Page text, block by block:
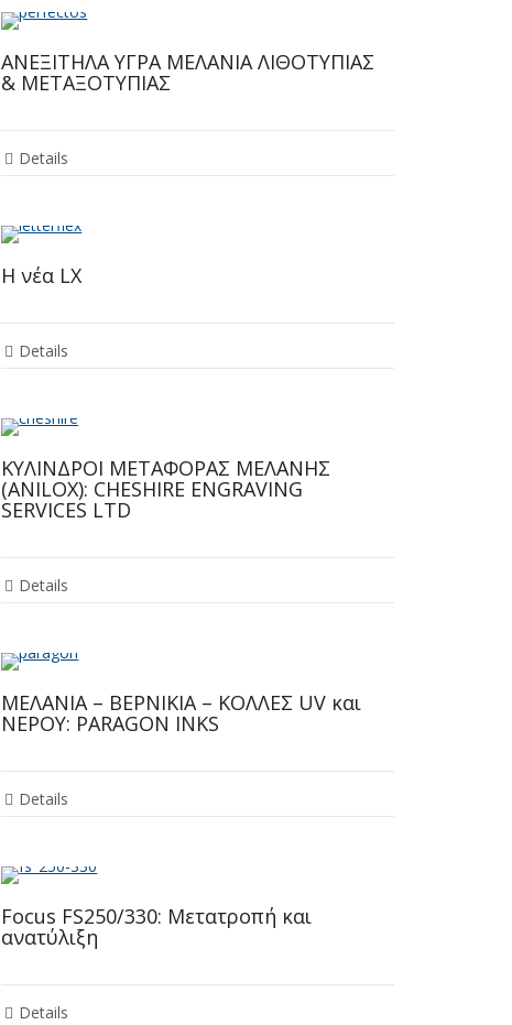
ΑΝΕΞΙΤΗΛΑ ΥΓΡΑ ΜΕΛΑΝΙΑ ΛΙΘΟΤΥΠΙΑΣ
& ΜΕΤΑΞΟΤΥΠΙΑΣ
Details
Η νέα LX
Details
ΚΥΛΙΝΔΡΟΙ ΜΕΤΑΦΟΡΑΣ ΜΕΛΑΝΗΣ
(ANILOX): CHESHIRE ENGRAVING
SERVICES LTD
Details
ΜΕΛΑΝΙΑ – ΒΕΡΝΙΚΙΑ – ΚΟΛΛΕΣ UV και
ΝΕΡΟΥ: PARAGON INKS
Details
Focus FS250/330: Μετατροπή και
ανατύλιξη
Details